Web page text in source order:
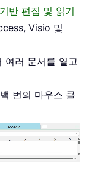
반 편집 및 읽기
Visio 및
여러 문서를 열고
번의 마우스 클